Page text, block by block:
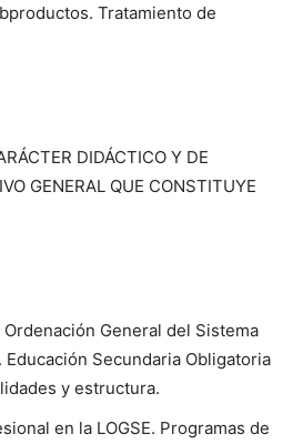
Tratamiento de
DIDÁCTICO Y DE
GENERAL QUE CONSTITUYE
Ordenación General del Sistema
Educación Secundaria Obligatoria
y estructura.
en la LOGSE. Programas de